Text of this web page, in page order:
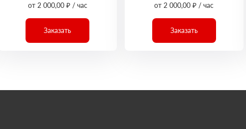
от 2 000,00 ₽ / час
Заказать
от 2 000,00 ₽ / час
Заказать